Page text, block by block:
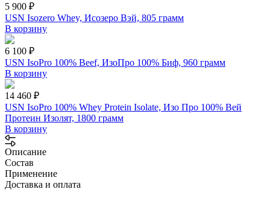
5 900 ₽
USN Isozero Whey, Исозеро Вэй, 805 грамм
В корзину
6 100 ₽
USN IsoPro 100% Beef, ИзоПро 100% Биф, 960 грамм
В корзину
14 460 ₽
USN IsoPro 100% Whey Protein Isolate, Изо Про 100% Вей
Протеин Изолят, 1800 грамм
В корзину
Описание
Состав
Применение
Доставка и оплата